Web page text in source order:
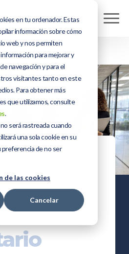
en tu ordenador. Estas
información sobre cómo
web y nos permiten
para mejorar y
navegación y para el
visitantes tanto en este
Para obtener más
que utilizamos, consulte
.
será rastreada cuando
una sola cookie en su
de no ser
de las cookies
Cancelar
2024
un